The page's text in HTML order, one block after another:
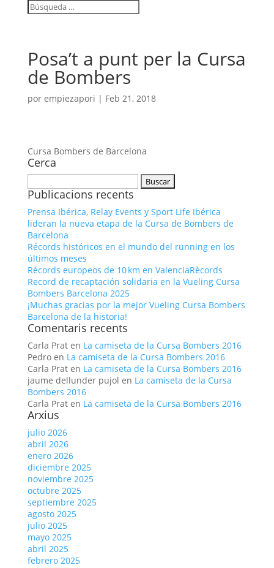
Posa’t a punt per la Cursa
de Bombers
por empiezapori | Feb 21, 2018
Cursa Bombers de Barcelona
Cerca
Publicacions recents
Prensa Ibérica, Relay Events y Sport Life Ibérica
lideran la nueva etapa de la Cursa de Bombers de
Barcelona
Récords históricos en el mundo del running en los
últimos meses
Récords europeos de 10 km en ValenciaRècords
Record de recaptación solidaria en la Vueling Cursa
Bombers Barcelona 2025
¡Muchas gracias por la mejor Vueling Cursa Bombers
Barcelona de la historia!
Comentaris recents
Carla Praten La camiseta de la Cursa Bombers 2016
Pedroen La camiseta de la Cursa Bombers 2016
Carla Praten La camiseta de la Cursa Bombers 2016
jaume dellunder pujol en La camiseta de la Cursa
Bombers 2016
Carla Praten La camiseta de la Cursa Bombers 2016
Arxius
julio 2026
abril 2026
enero 2026
diciembre 2025
noviembre 2025
octubre 2025
septiembre 2025
agosto 2025
julio 2025
mayo 2025
abril 2025
febrero 2025